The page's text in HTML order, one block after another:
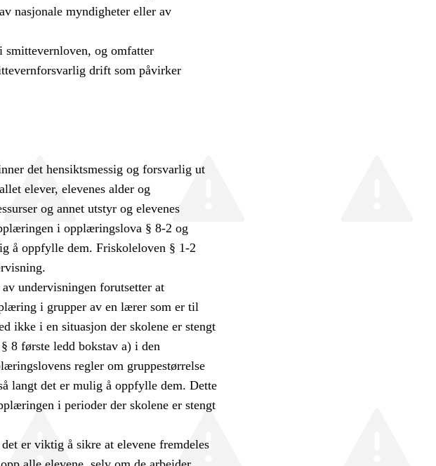
nasjonale myndigheter eller av
smittevernloven, og omfatter
drift som påvirker
det hensiktsmessig og forsvarlig ut
elever, elevenes alder og
og annet utstyr og elevenes
i opplæringslova § 8-2 og
å oppfylle dem. Friskoleloven § 1-2
undervisningen forutsetter at
i grupper av en lærer som er til
ikke i en situasjon der skolene er stengt
8 første ledd bokstav a) i den
regler om gruppestørrelse
langt det er mulig å oppfylle dem. Dette
i perioder der skolene er stengt
er viktig å sikre at elevene fremdeles